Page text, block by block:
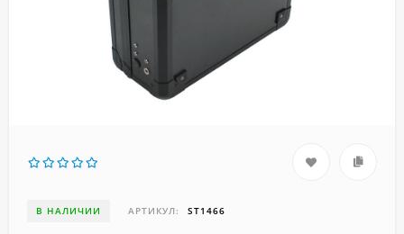
В НАЛИЧИИ АРТИКУЛ: ST1466